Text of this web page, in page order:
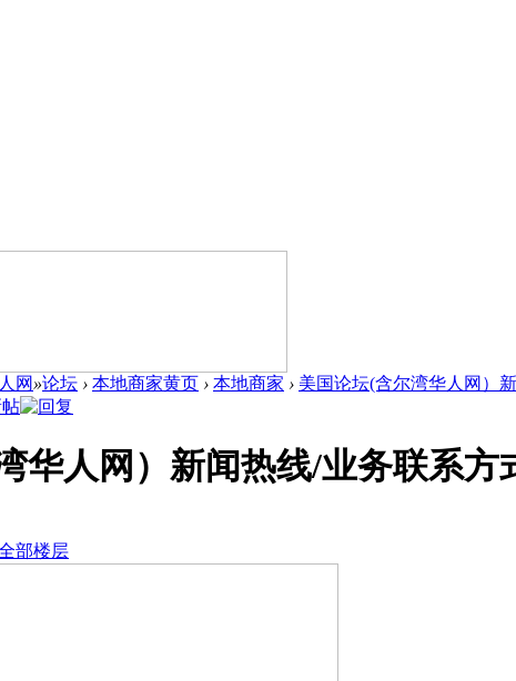
网 »论坛 › 本地商家黄页 › 本地商家 › 美国论坛(含尔湾华人网）
华人网）新闻热线/业务联系方
部楼层